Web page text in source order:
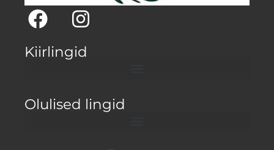
Kiirlingid
Olulised lingid